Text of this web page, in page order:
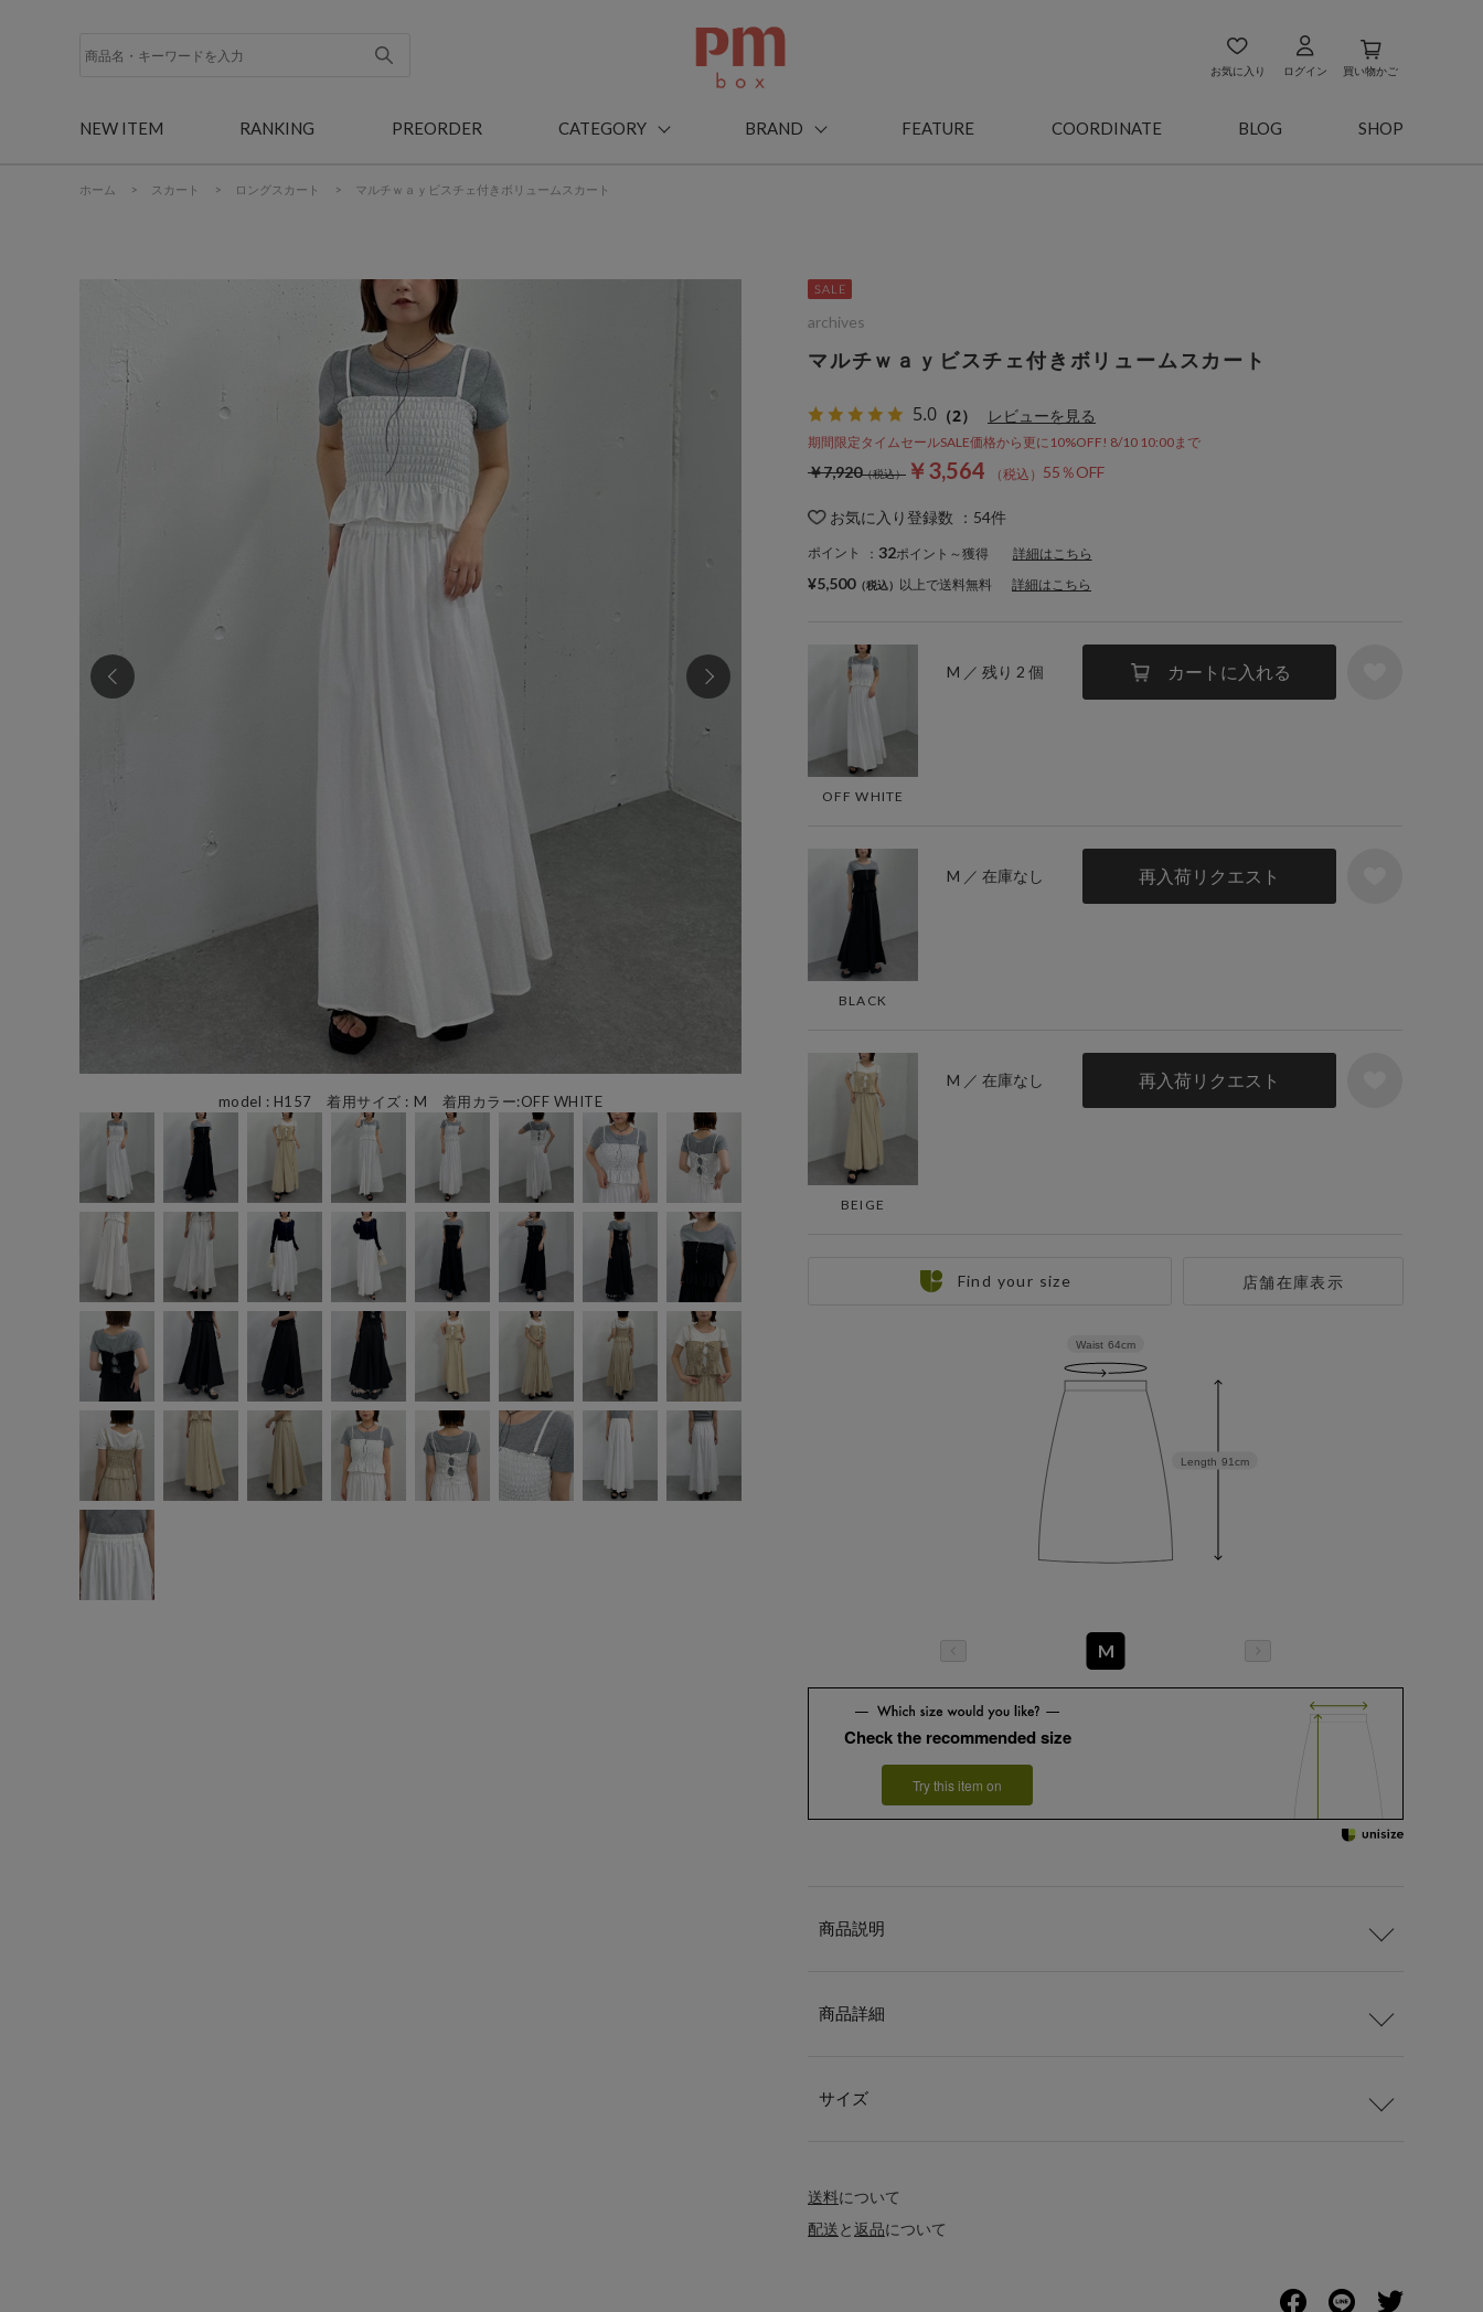
お気に入り ログイン 買い物かご
NEW ITEM RANKING PREORDER CATEGORY BRAND FEATURE COORDINATE BLOG SHOP
ホーム > スカート > ロングスカート > マルチｗａｙビスチェ付きボリュームスカート
model : H157 着用サイズ : M 着用カラー:OFF WHITE
マルチｗａｙビスチェ付きボリュームスカート
5.0 （2） レビューを見る
期間限定タイムセールSALE価格から更に10%OFF! 8/10 10:00まで
￥3,564 55％OFF
￥7,920
お気に入り登録数 ： 54件
ポイント ： 32ポイント～獲得 詳細はこちら
OFF WHITE
M ／ 残り 2 個 カートに入れる
BLACK
M ／ 在庫なし 再入荷リクエスト
BEIGE
M ／ 在庫なし 再入荷リクエスト
店舗在庫表示
archives
¥5,500 以上で送料無料 詳細はこちら
Find your size
Length 91cm
Waist 64cm
M
Check the recommended size
Try this item on
商品説明
商品詳細
サイズ
送料について
配送と返品について